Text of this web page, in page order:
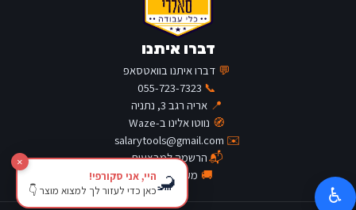
דברו איתנו
💬 דברו איתנו בוואטסאפ
📞
055-723-7323
📍 אריה רגב 3, נתניה
🧭 נווטו אלינו ב-Waze
✉️
salarytools@gmail.com
📬הרשמה למבצעים
🚚 מעקב משלוח
♿
×
🦂היי, אני סקורפי!
כאן כדי לעזור לך למצוא מוצר 👇